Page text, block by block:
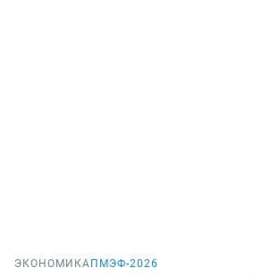
ЭКОНОМИКА ПМЭФ-2026